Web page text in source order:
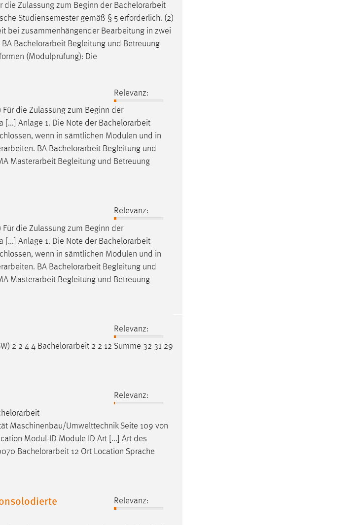
die Zulassung zum Beginn der Bachelorarbeit
Studiensemester gemäß § 5 erforderlich. (2)
bei zusammenhängender Bearbeitung in zwei
Bachelorarbeit Begleitung und Betreuung
(Modulprüfung): Die
Relevanz:
Für die Zulassung zum Beginn der
[...] Anlage 1. Die Note der Bachelorarbeit
wenn in sämtlichen Modulen und in
BA Bachelorarbeit Begleitung und
Masterarbeit Begleitung und Betreuung
Relevanz:
Für die Zulassung zum Beginn der
[...] Anlage 1. Die Note der Bachelorarbeit
wenn in sämtlichen Modulen und in
BA Bachelorarbeit Begleitung und
Masterarbeit Begleitung und Betreuung
Relevanz:
2 2 4 4 Bachelorarbeit 2 2 12 Summe 32 31 29
Relevanz:
Maschinenbau/Umwelttechnik Seite 109 von
Modul-ID Module ID Art [...] Art des
Bachelorarbeit 12 Ort Location Sprache
Relevanz: